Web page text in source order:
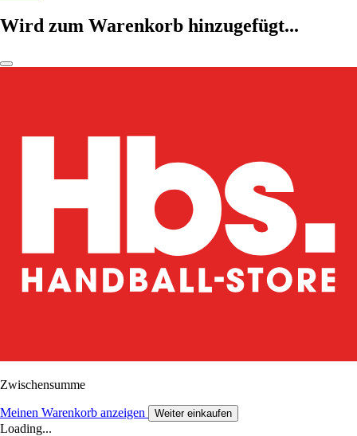
Wird zum Warenkorb hinzugefügt...
Zwischensumme
Meinen Warenkorb anzeigen Weiter einkaufen
Loading...